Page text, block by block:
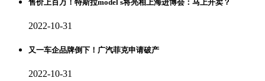
售价上百万！特斯拉model s将亮相上海进博会：马上开卖？
2022-10-31
又一车企品牌倒下！广汽菲克申请破产
2022-10-31